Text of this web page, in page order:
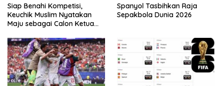
Siap Benahi Kompetisi,
Keuchik Muslim Nyatakan
Maju sebagai Calon Ketua
Spanyol Tasbihkan Raja
Sepakbola Dunia 2026